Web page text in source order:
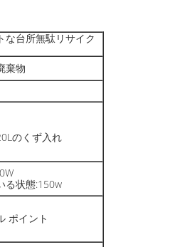
な台所無駄リサイク
棄物
のくず入れ
る状態:150w
ポイント